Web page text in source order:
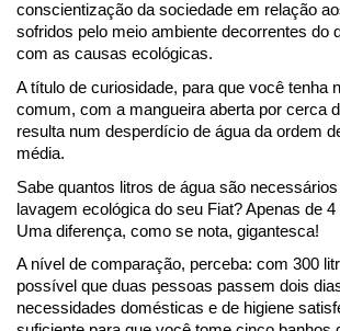
conscientização da sociedade em relação
sofridos pelo meio ambiente decorrentes do
com as causas ecológicas.
A título de curiosidade, para que você tenha
comum, com a mangueira aberta por cerca
resulta num desperdício de água da ordem
média.
Sabe quantos litros de água são
lavagem ecológica do seu Fiat? Apenas de
Uma diferença, como se nota, gigantesca!
A nível de comparação, perceba: com 300
possível que duas pessoas passem dois
necessidades domésticas e de higiene